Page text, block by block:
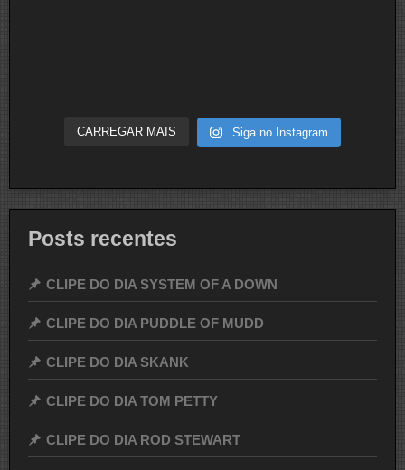
CARREGAR MAIS Siga no Instagram
Posts recentes
CLIPE DO DIA SYSTEM OF A DOWN
CLIPE DO DIA PUDDLE OF MUDD
CLIPE DO DIA SKANK
CLIPE DO DIA TOM PETTY
CLIPE DO DIA ROD STEWART